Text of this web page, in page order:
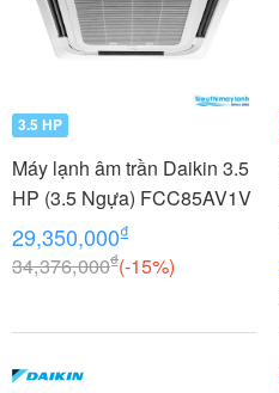
3.5 HP
Máy lạnh âm trần Daikin 3.5
HP (3.5 Ngựa) FCC85AV1V
29,350,000₫
34,376,000₫(-15%)